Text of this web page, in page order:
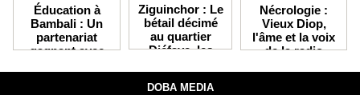
Éducation à
Bambali : Un
partenariat
gagnant avec
Ziguinchor : Le
bétail décimé
au quartier
Djéfaye, les
Senelec et
Nécrologie :
Vieux Diop,
l'âme et la voix
de la radio
DOBA MEDIA